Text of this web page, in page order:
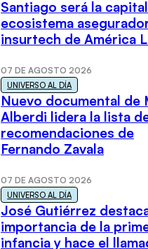
Santiago será la
ecosistema
insurtech de América
07 DE AGOSTO 2026
UNIVERSO AL DÍA
Nuevo documental de
Alberdi lidera la lista
recomendaciones de
Fernando Zavala
07 DE AGOSTO 2026
UNIVERSO AL DÍA
José Gutiérrez
importancia de la
infancia y hace el